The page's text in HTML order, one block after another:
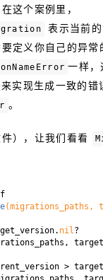
这个案例里，
表示当前的
定义你自己的异常
一样，
实现生成一致的错
。
），让我们看看
(migrations_paths,
nil